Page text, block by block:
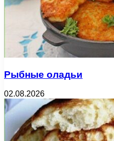
Рыбные оладьи
02.08.2026